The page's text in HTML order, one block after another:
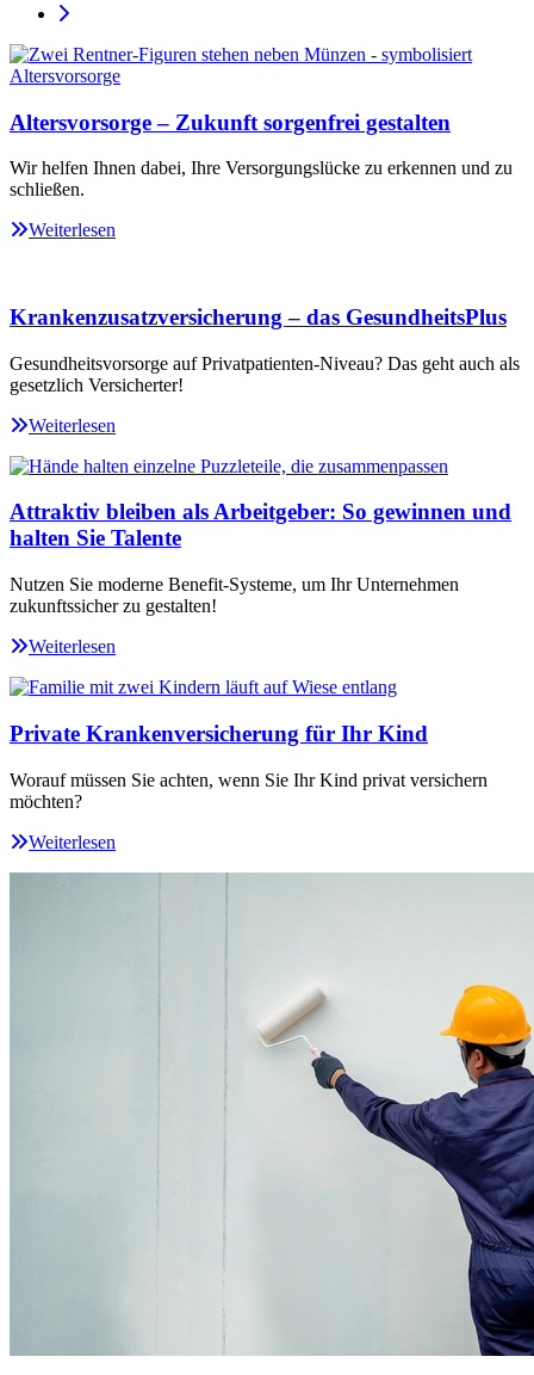
Altersvorsorge – Zukunft sorgenfrei gestalten
Wir helfen Ihnen dabei, Ihre Versorgungslücke zu erkennen und zu
schließen.
Weiterlesen
Krankenzusatzversicherung – das GesundheitsPlus
Gesundheitsvorsorge auf Privatpatienten-Niveau? Das geht auch als
gesetzlich Versicherter!
Weiterlesen
Attraktiv bleiben als Arbeitgeber: So gewinnen und
halten Sie Talente
Nutzen Sie moderne Benefit-Systeme, um Ihr Unternehmen
zukunftssicher zu gestalten!
Weiterlesen
Private Krankenversicherung für Ihr Kind
Worauf müssen Sie achten, wenn Sie Ihr Kind privat versichern
möchten?
Weiterlesen